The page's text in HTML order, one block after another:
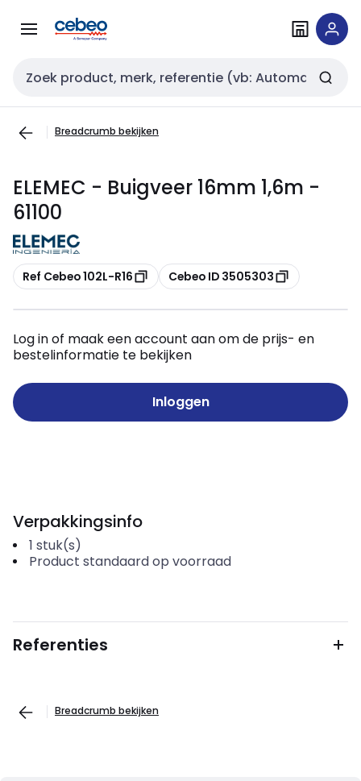
naar
naar
Zoekveld invoer
Breadcrumb bekijken
ELEMEC - Buigveer 16mm 1,6m -
61100
Kopiëren
Ref Cebeo 102L-R16 Kopiëren
Cebeo ID 3505303
Log in of maak een account aan om de prijs- en
bestelinformatie te bekijken
Inloggen
Verpakkingsinfo
1 stuk(s)
Product standaard op voorraad
Referenties
Breadcrumb bekijken